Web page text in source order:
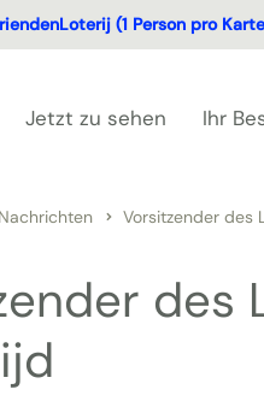
(1 Person pro
Jetzt zu sehen Ihr
Nachrichten Vorsitzender des
des